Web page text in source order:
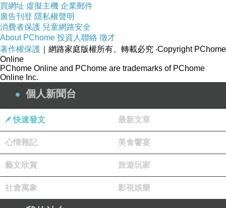
買網址 虛擬主機 企業郵件
廣告刊登 隱私權聲明
消費者保護 兒童網路安全
About PChome 投資人聯絡 徵才
著作權保護 ｜網路家庭版權所有、轉載必究 ‧Copyright PChome
Online
PChome Online and PChome are trademarks of PChome
Online Inc.
個人新聞台
快速發文 最新文章
心情雜記 美食饗宴
藝文欣賞 旅遊玩家
社會萬象 影視娛樂